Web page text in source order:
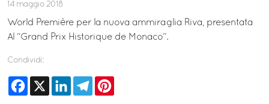
14 maggio 2018
World Première per la nuova ammiraglia Riva, presentata
Al “Grand Prix Historique de Monaco”.
Condividi:
Facebook
X LinkedInTelegram